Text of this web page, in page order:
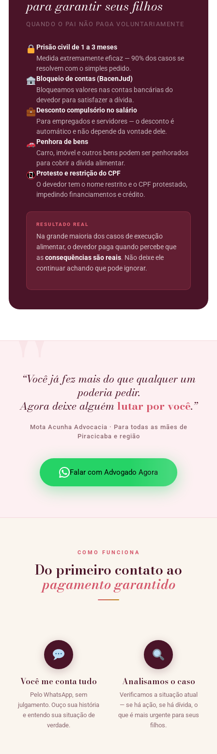
para garantir seus filhos
QUANDO O PAI NÃO PAGA VOLUNTARIAMENTE
Prisão civil de 1 a 3 meses
Medida extremamente eficaz — 90% dos casos se
resolvem com o simples pedido.
Bloqueio de contas (BacenJud)
Bloqueamos valores nas contas bancárias do
devedor para satisfazer a dívida.
Desconto compulsório no salário
Para empregados e servidores — o desconto é
automático e não depende da vontade dele.
Penhora de bens
Carro, imóvel e outros bens podem ser penhorados
para cobrir a dívida alimentar.
Protesto e restrição do CPF
O devedor tem o nome restrito e o CPF protestado,
impedindo financiamentos e crédito.
RESULTADO REAL
Na grande maioria dos casos de execução
alimentar, o devedor paga quando percebe que
asconsequências são reais. Não deixe ele
continuar achando que pode ignorar.
“Você já fez mais do que qualquer um
poderia pedir.
Agora deixe alguémlutar por você.”
Mota Acunha Advocacia · Para todas as mães de
Piracicaba e região
Falar com Advogado Agora
COMO FUNCIONA
Do primeiro contato ao
pagamento garantido
Você me conta tudo
Pelo WhatsApp, sem
julgamento. Ouço sua história
e entendo sua situação de
verdade.
Analisamos o caso
Verificamos a situação atual
— se há ação, se há dívida, o
que é mais urgente para seus
filhos.